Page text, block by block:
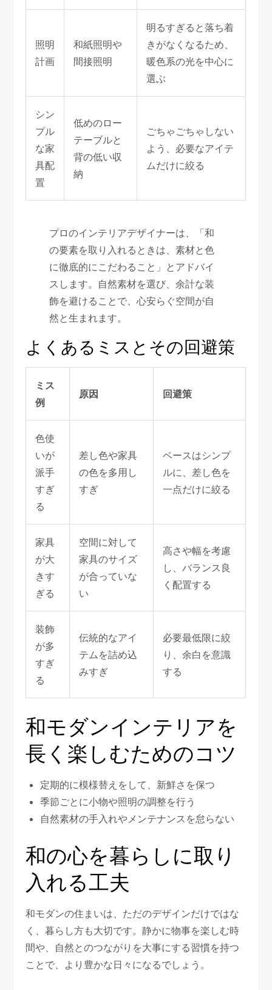
照明
計画
和紙照明や
間接照明
明るすぎると落ち着
きがなくなるため、
暖色系の光を中心に
選ぶ
シン
プル
な家
具配
置
低めのロー
テーブルと
背の低い収
納
ごちゃごちゃしない
よう、必要なアイテ
ムだけに絞る
プロのインテリアデザイナーは、「和
の要素を取り入れるときは、素材と色
に徹底的にこだわること」とアドバイ
スします。自然素材を選び、余計な装
飾を避けることで、心安らぐ空間が自
然と生まれます。
よくあるミスとその回避策
ミス
例
原因 回避策
色使
いが
派手
すぎ
る
差し色や家具
の色を多用し
すぎ
ベースはシンプ
ルに、差し色を
一点だけに絞る
家具
が大
きす
ぎる
空間に対して
家具のサイズ
が合っていな
い
高さや幅を考慮
し、バランス良
く配置する
装飾
が多
すぎ
る
伝統的なアイ
テムを詰め込
みすぎ
必要最低限に絞
り、余白を意識
する
和モダンインテリアを
長く楽しむためのコツ
定期的に模様替えをして、新鮮さを保つ
季節ごとに小物や照明の調整を行う
自然素材の手入れやメンテナンスを怠らない
和の心を暮らしに取り
入れる工夫
和モダンの住まいは、ただのデザインだけではな
く、暮らし方も大切です。静かに物事を楽しむ時
間や、自然とのつながりを大事にする習慣を持つ
ことで、より豊かな日々になるでしょう。